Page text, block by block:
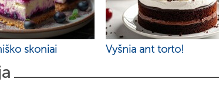
skoniai Vyšnia ant torto!